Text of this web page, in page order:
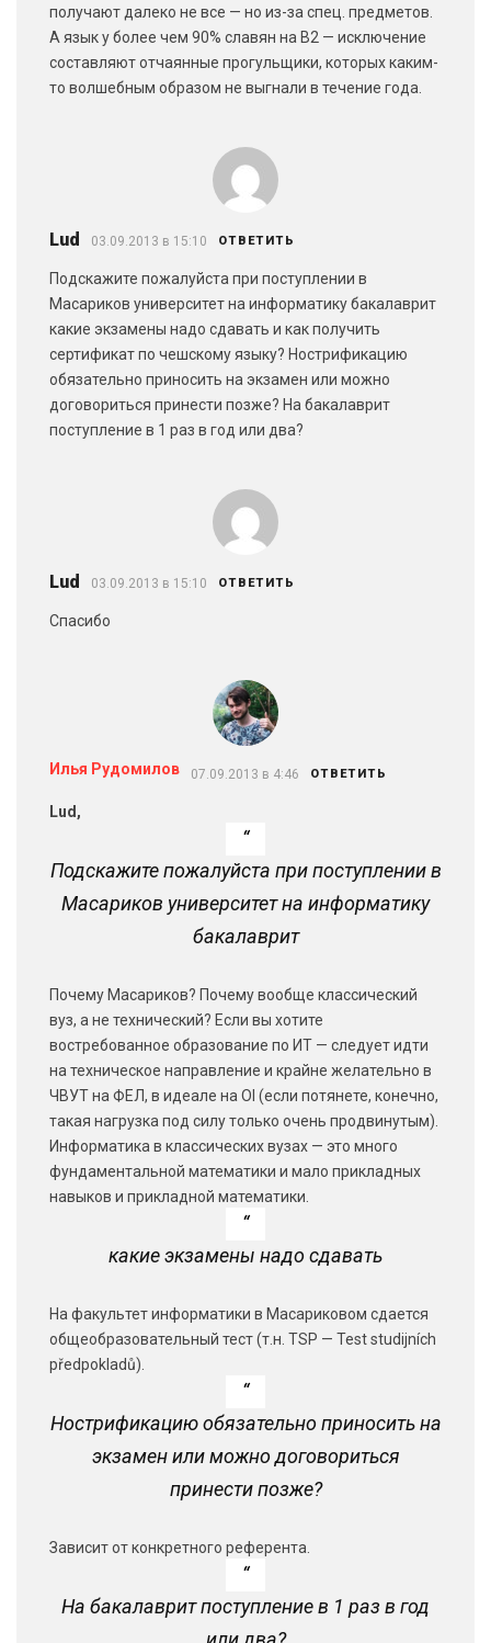
получают далеко не все — но из-за спец. предметов.
А язык у более чем 90% славян на В2 — исключение
составляют отчаянные прогульщики, которых каким-
то волшебным образом не выгнали в течение года.
Lud 03.09.2013 в 15:10 ОТВЕТИТЬ
Подскажите пожалуйста при поступлении в
Масариков университет на информатику бакалаврит
какие экзамены надо сдавать и как получить
сертификат по чешскому языку? Нострификацию
обязательно приносить на экзамен или можно
договориться принести позже? На бакалаврит
поступление в 1 раз в год или два?
Lud 03.09.2013 в 15:10 ОТВЕТИТЬ
Спасибо
Илья Рудомилов 07.09.2013 в 4:46 ОТВЕТИТЬ
Lud,
Подскажите пожалуйста при поступлении в
Масариков университет на информатику
бакалаврит
Почему Масариков? Почему вообще классический
вуз, а не технический? Если вы хотите
востребованное образование по ИТ — следует идти
на техническое направление и крайне желательно в
ЧВУТ на ФЕЛ, в идеале на OI (если потянете, конечно,
такая нагрузка под силу только очень продвинутым).
Информатика в классических вузах — это много
фундаментальной математики и мало прикладных
навыков и прикладной математики.
какие экзамены надо сдавать
На факультет информатики в Масариковом сдается
общеобразовательный тест (т.н. TSP — Test studijních
předpokladů).
Нострификацию обязательно приносить на
экзамен или можно договориться
принести позже?
Зависит от конкретного референта.
На бакалаврит поступление в 1 раз в год